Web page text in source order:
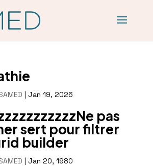
| Jan 19, 2026
pas
sert pour filtrer
builder
| Jan 20, 1980